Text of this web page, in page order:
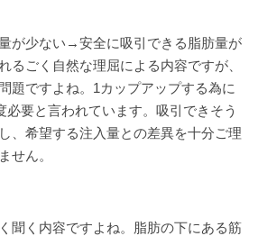
が少ない→安全に吸引できる脂肪量が
ごく自然な理屈による内容ですが、
題ですよね。1カップアップする為に
必要と言われています。吸引できそう
、希望する注入量との差異を十分ご理
せん。
聞く内容ですよね。脂肪の下にある筋